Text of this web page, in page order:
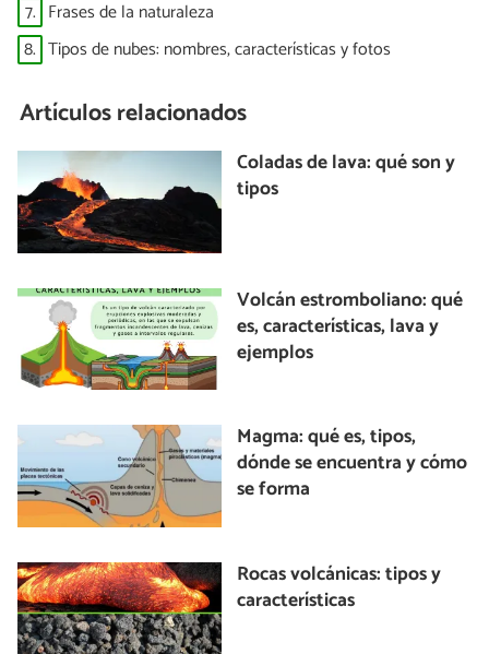
7. Frases de la naturaleza
8. Tipos de nubes: nombres, características y fotos
Artículos relacionados
Coladas de lava: qué son y
tipos
Volcán estromboliano: qué
es, características, lava y
ejemplos
Magma: qué es, tipos,
dónde se encuentra y cómo
se forma
Rocas volcánicas: tipos y
características